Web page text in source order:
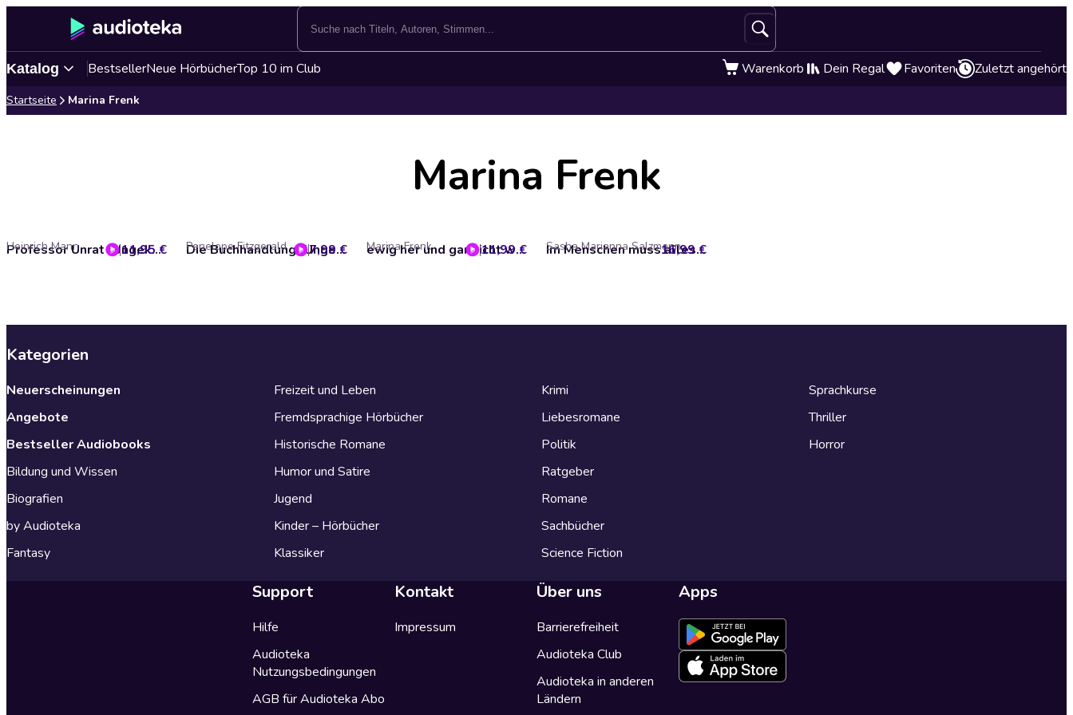
Katalog BestsellerNeue HörbücherTop 10 im Club Warenkorb Dein Regal Favoriten Zuletzt angehört
Startseite Marina Frenk
Marina Frenk
Professor Unrat (Ungekürzt)
Heinrich Mann 11,95 € Die Buchhandlung (Ungekürzt)
Penelope Fitzgerald 7,99 € ewig her und gar nicht wahr (ungekürzt)
Marina Frenk 11,99 € Im Menschen muss alles herrlich sein (Ungekürzt)
Sasha Marianna Salzmann16,99 €
Kategorien
Neuerscheinungen
Angebote
Bestseller Audiobooks
Bildung und Wissen
Biografien
by Audioteka
Fantasy
Freizeit und Leben
Fremdsprachige Hörbücher
Historische Romane
Humor und Satire
Jugend
Kinder – Hörbücher
Klassiker
Krimi
Liebesromane
Politik
Ratgeber
Romane
Sachbücher
Science Fiction
Sprachkurse
Thriller
Horror
Support
Hilfe
Audioteka
Nutzungsbedingungen
AGB für Audioteka Abo
Kontakt
Impressum
Über uns
Barrierefreiheit
Audioteka Club
Audioteka in anderen
Ländern
Apps